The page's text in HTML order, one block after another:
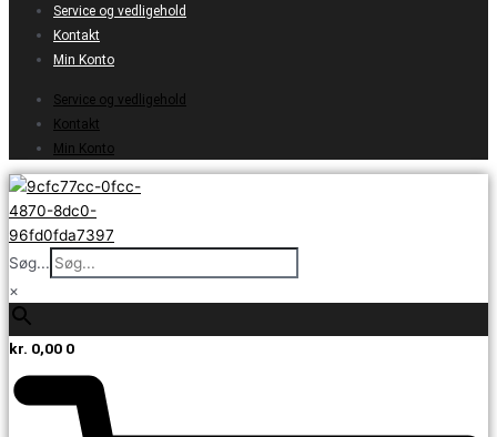
Service og vedligehold
Kontakt
Min Konto
Service og vedligehold
Kontakt
Min Konto
Søg...
×
kr. 0,00 0